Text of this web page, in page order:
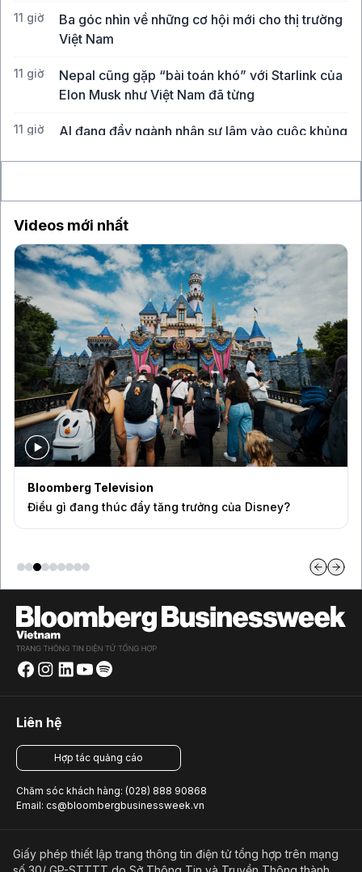
11 giờ
Ba góc nhìn về những cơ hội mới cho thị trường
Việt Nam
11 giờ
Nepal cũng gặp “bài toán khó” với Starlink của
Elon Musk như Việt Nam đã từng
11 giờ
AI đang đẩy ngành nhân sự lâm vào cuộc khủng
Videos mới nhất
Bloomberg Television
Điều gì đang thúc đẩy tăng trưởng của Disney?
Liên hệ
Hợp tác quảng cáo
Chăm sóc khách hàng: (028) 888 90868
Email: cs@bloombergbusinessweek.vn
Giấy phép thiết lập trang thông tin điện tử tổng hợp trên mạng